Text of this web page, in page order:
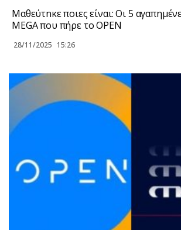
Μαθεύτnκε ποιες είναι: Οι 5
MEGA που πήρε το OPEN
28/11/2025 15:26